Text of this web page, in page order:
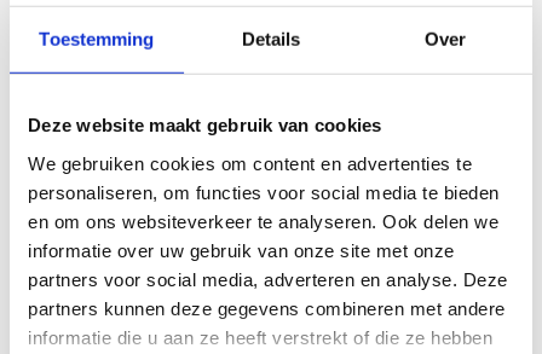
Toestemming Details Over
Deze website maakt gebruik van cookies
We gebruiken cookies om content en advertenties te
personaliseren, om functies voor social media te bieden
en om ons websiteverkeer te analyseren. Ook delen we
informatie over uw gebruik van onze site met onze
partners voor social media, adverteren en analyse. Deze
partners kunnen deze gegevens combineren met andere
informatie die u aan ze heeft verstrekt of die ze hebben